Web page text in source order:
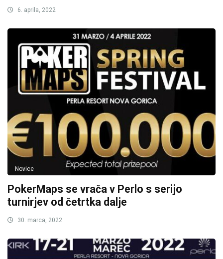
6. aprila, 2022
Novice
PokerMaps se vrača v Perlo s serijo
turnirjev od četrtka dalje
30. marca, 2022